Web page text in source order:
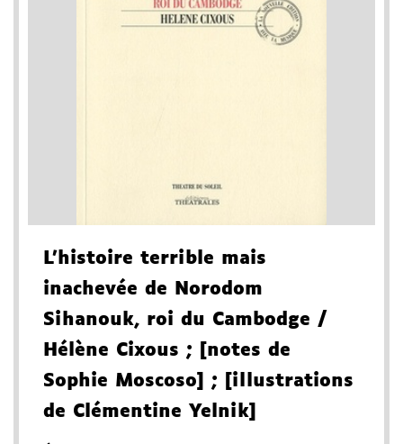
L'histoire terrible mais
inachevée de Norodom
Sihanouk, roi du Cambodge /
Hélène Cixous ; [notes de
Sophie Moscoso]
; [illustrations
de Clémentine Yelnik]